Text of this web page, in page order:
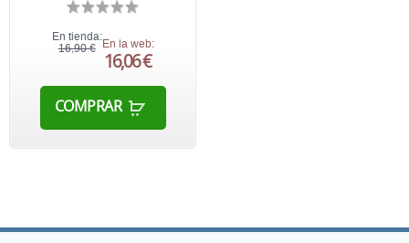
En tienda:
16,90 € En la web:
16,06 €
COMPRAR